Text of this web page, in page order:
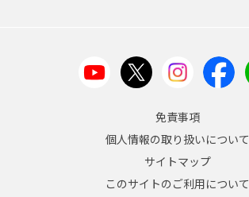
免責事項
個人情報の取り扱いについて
サイトマップ
このサイトのご利用について